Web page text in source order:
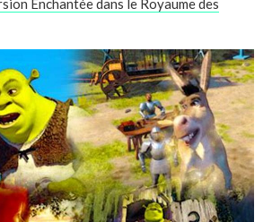
Enchantée dans le Royaume des